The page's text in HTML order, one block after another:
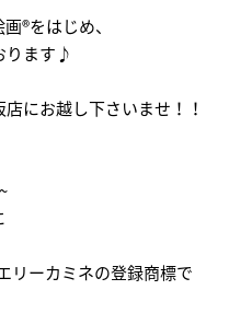
®をはじめ、
ります♪
にお越し下さいませ！！
リーカミネの登録商標で